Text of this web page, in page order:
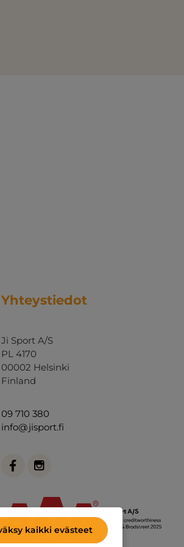
Yhteystiedot
Ji Sport A/S
PL 4170
00002 Helsinki
Finland
09 710 380
info@jisport.fi
kaikki evästeet